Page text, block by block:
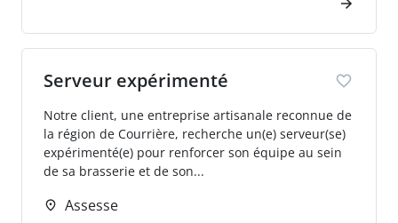
Serveur expérimenté
Notre client, une entreprise artisanale reconnue de
la région de Courrière, recherche un(e) serveur(se)
expérimenté(e) pour renforcer son équipe au sein
de sa brasserie et de son...
Assesse